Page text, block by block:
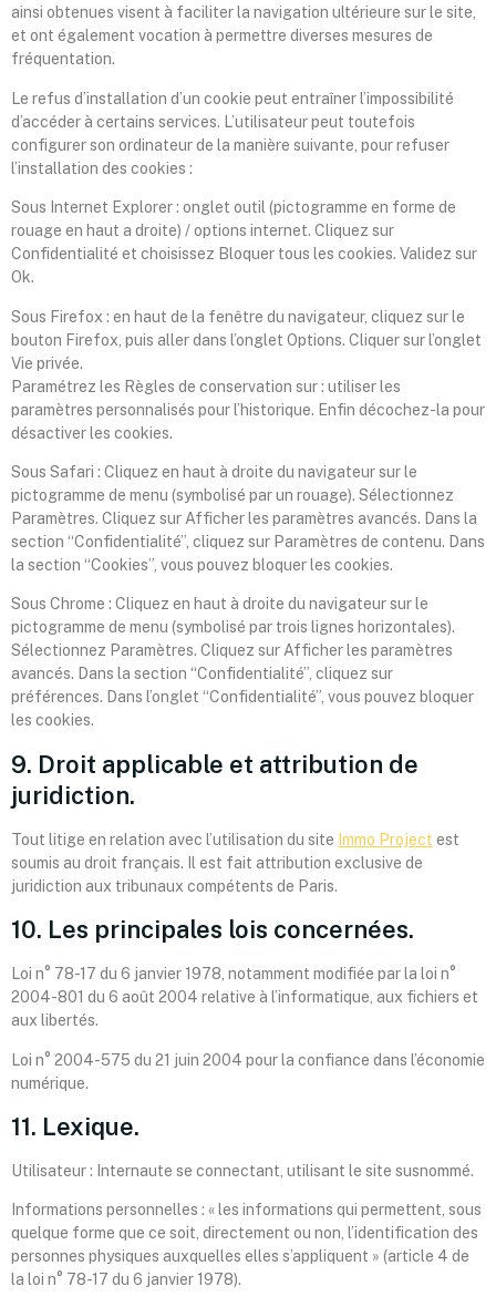
ainsi obtenues visent à faciliter la navigation ultérieure sur le site,
et ont également vocation à permettre diverses mesures de
fréquentation.
Le refus d’installation d’un cookie peut entraîner l’impossibilité
d’accéder à certains services. L’utilisateur peut toutefois
configurer son ordinateur de la manière suivante, pour refuser
l’installation des cookies :
Sous Internet Explorer : onglet outil (pictogramme en forme de
rouage en haut a droite) / options internet. Cliquez sur
Confidentialité et choisissez Bloquer tous les cookies. Validez sur
Ok.
Sous Firefox : en haut de la fenêtre du navigateur, cliquez sur le
bouton Firefox, puis aller dans l’onglet Options. Cliquer sur l’onglet
Vie privée.
Paramétrez les Règles de conservation sur : utiliser les
paramètres personnalisés pour l’historique. Enfin décochez-la pour
désactiver les cookies.
Sous Safari : Cliquez en haut à droite du navigateur sur le
pictogramme de menu (symbolisé par un rouage). Sélectionnez
Paramètres. Cliquez sur Afficher les paramètres avancés. Dans la
section “Confidentialité”, cliquez sur Paramètres de contenu. Dans
la section “Cookies”, vous pouvez bloquer les cookies.
Sous Chrome : Cliquez en haut à droite du navigateur sur le
pictogramme de menu (symbolisé par trois lignes horizontales).
Sélectionnez Paramètres. Cliquez sur Afficher les paramètres
avancés. Dans la section “Confidentialité”, cliquez sur
préférences. Dans l’onglet “Confidentialité”, vous pouvez bloquer
les cookies.
9. Droit applicable et attribution de
juridiction.
Tout litige en relation avec l’utilisation du site Immo Project est
soumis au droit français. Il est fait attribution exclusive de
juridiction aux tribunaux compétents de Paris.
10. Les principales lois concernées.
Loi n° 78-17 du 6 janvier 1978, notamment modifiée par la loi n°
2004-801 du 6 août 2004 relative à l’informatique, aux fichiers et
aux libertés.
Loi n° 2004-575 du 21 juin 2004 pour la confiance dans l’économie
numérique.
11. Lexique.
Utilisateur : Internaute se connectant, utilisant le site susnommé.
Informations personnelles : « les informations qui permettent, sous
quelque forme que ce soit, directement ou non, l’identification des
personnes physiques auxquelles elles s’appliquent » (article 4 de
la loi n° 78-17 du 6 janvier 1978).